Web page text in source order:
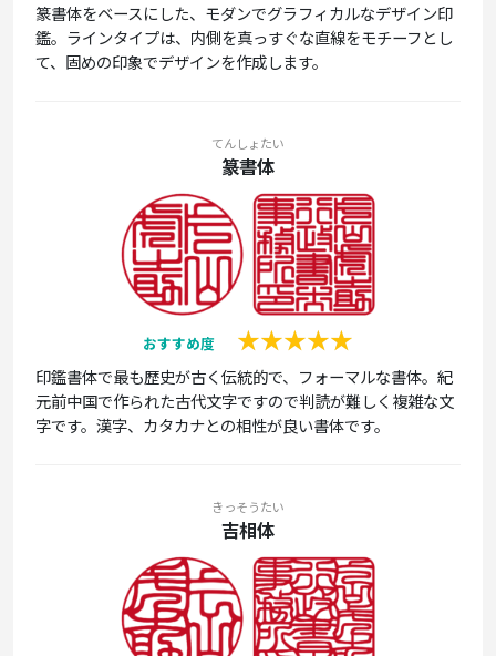
篆書体をベースにした、モダンでグラフィカルなデザイン印
鑑。ラインタイプは、内側を真っすぐな直線をモチーフとし
て、固めの印象でデザインを作成します。
てんしょたい
篆書体
おすすめ度
印鑑書体で最も歴史が古く伝統的で、フォーマルな書体。紀
元前中国で作られた古代文字ですので判読が難しく複雑な文
字です。漢字、カタカナとの相性が良い書体です。
きっそうたい
吉相体